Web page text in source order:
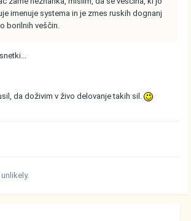
imenuje systema in je zmes ruskih dognanj
borilnih veščin.
da doživim v živo delovanje takih sil.